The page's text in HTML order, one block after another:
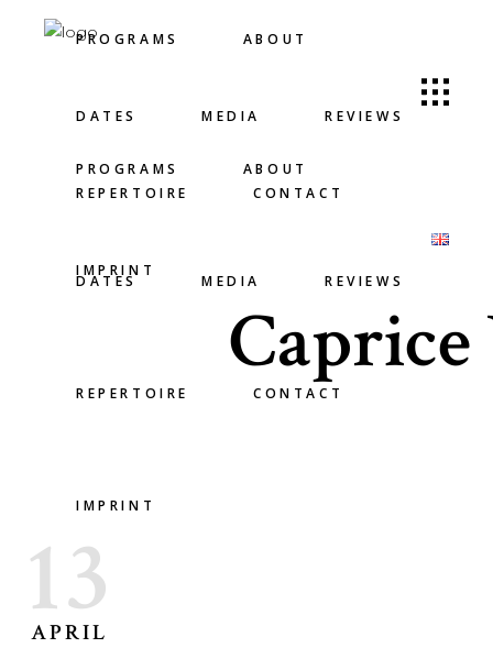
PROGRAMS ABOUT
DATES MEDIA REVIEWS
REPERTOIRE CONTACT
IMPRINT
PROGRAMS ABOUT
DATES MEDIA REVIEWS
REPERTOIRE CONTACT
IMPRINT
Caprice
13
APRIL
DIRECTOR